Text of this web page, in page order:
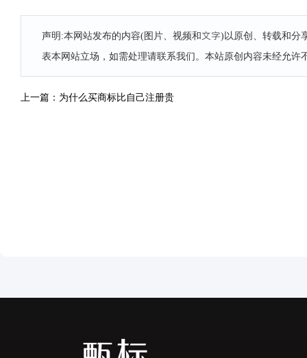
声明:本网站发布的内容(图片、视频和文字)以原创、转载和
表本网站立场，如需处理请联系我们。本站原创内容未经允许
上一篇：为什么买商标比自己注册贵